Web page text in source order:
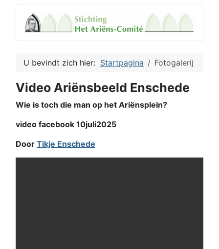
U bevindt zich hier: Startpagina Fotogalerij
Video Ariënsbeeld Enschede
Wie is toch die man op het Ariënsplein?
video facebook 10juli2025
Door Tikje Enschede